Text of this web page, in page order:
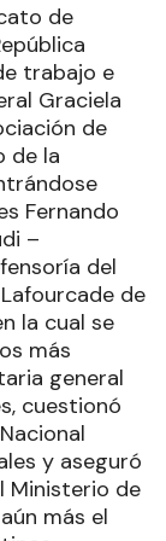
de
trabajo e
Graciela
de
de la
Fernando
–
del
de
la cual se
más
general
cuestionó
y aseguró
Ministerio de
más el